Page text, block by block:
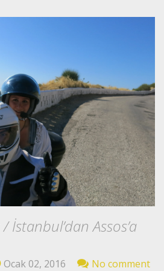
İstanbul’dan Assos’a
Ocak 02, 2016
No comment